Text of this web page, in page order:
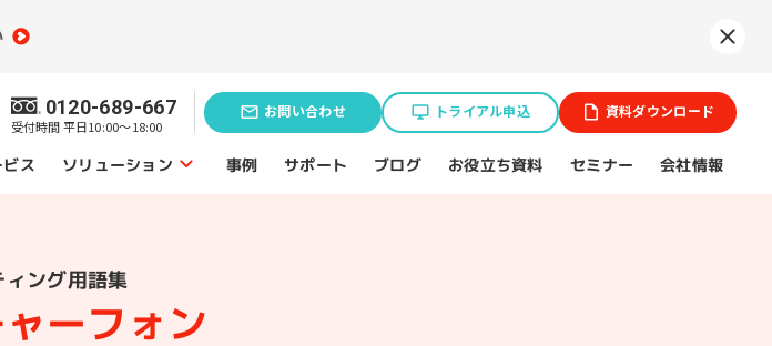
0120-689-667
受付時間 平日10:00～18:00
お問い合わせ トライアル申込 資料ダウンロード
ス ソリューション 事例 サポート ブログ お役立ち資料 セミナー 会社情報
ィング用語集
ーフォン